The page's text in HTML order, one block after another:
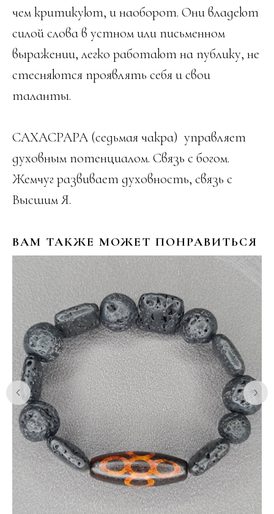
чем критикуют, и наоборот. Они владеют
силой слова в устном или письменном
выражении, легко работают на публику, не
стесняются проявлять себя и свои
таланты.
САХАСРАРА (седьмая чакра) управляет
духовным потенциалом. Связь с богом.
Жемчуг развивает духовность, связь с
Высшим Я.
ВАМ ТАКЖЕ МОЖЕТ ПОНРАВИТЬСЯ